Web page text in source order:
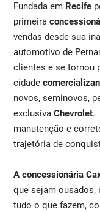
Fundada em Recife
primeira
vendas desde sua
automotivo de
clientes e se tornou
cidade
novos, seminovos,
exclusivaChevrolet.
manutenção e
trajetória de
A concessionária
que sejam ousados,
tudo o que fazem,